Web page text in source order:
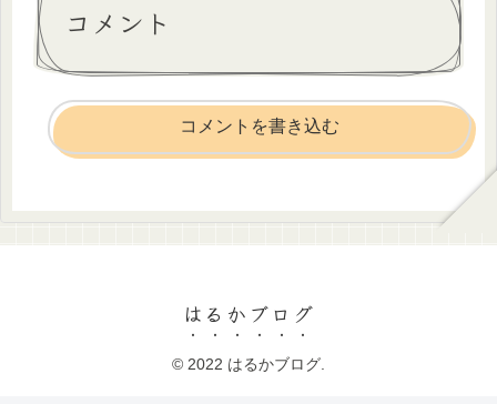
コメント
コメントを書き込む
はるかブログ
© 2022 はるかブログ.